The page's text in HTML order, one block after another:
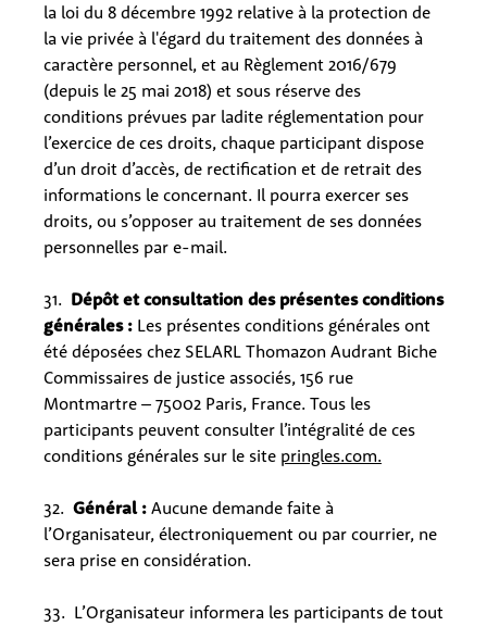
la loi du 8 décembre 1992 relative à la protection de
la vie privée à l'égard du traitement des données à
caractère personnel, et au Règlement 2016/679
(depuis le 25 mai 2018) et sous réserve des
conditions prévues par ladite réglementation pour
l’exercice de ces droits, chaque participant dispose
d’un droit d’accès, de rectification et de retrait des
informations le concernant. Il pourra exercer ses
droits, ou s’opposer au traitement de ses données
personnelles par e-mail.
31. Dépôt et consultation des présentes conditions
générales : Les présentes conditions générales ont
été déposées chez SELARL Thomazon Audrant Biche
Commissaires de justice associés, 156 rue
Montmartre – 75002 Paris, France. Tous les
participants peuvent consulter l’intégralité de ces
conditions générales sur le site pringles.com.
32. Général : Aucune demande faite à
l’Organisateur, électroniquement ou par courrier, ne
sera prise en considération.
33. L’Organisateur informera les participants de tout